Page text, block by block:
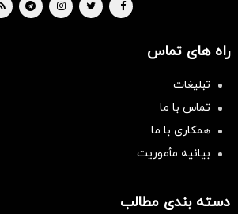
راه های تماس
تبلیغات
تماس با ما
همکاری با ما
بیانیه مأموریت
دسته بندی مطالب